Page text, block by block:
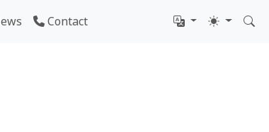
Contact